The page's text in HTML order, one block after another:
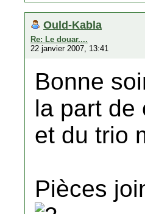
Ould-Kabla
Re: Le douar....
22 janvier 2007, 13:41
Bonne
la part de
et du trio
Pièces